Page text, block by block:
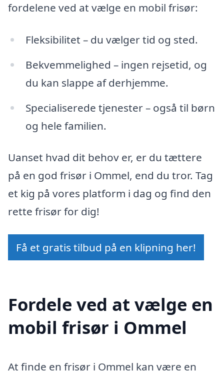
fordelene ved at vælge en mobil frisør:
Fleksibilitet – du vælger tid og sted.
Bekvemmelighed – ingen rejsetid, og
du kan slappe af derhjemme.
Specialiserede tjenester – også til børn
og hele familien.
Uanset hvad dit behov er, er du tættere
på en god frisør i Ommel, end du tror. Tag
et kig på vores platform i dag og find den
rette frisør for dig!
Få et gratis tilbud på en klipning her!
Fordele ved at vælge en
mobil frisør i Ommel
At finde en frisør i Ommel kan være en